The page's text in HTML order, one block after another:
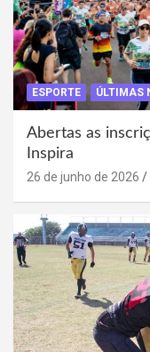
ESPORTE ÚLTIMAS
Abertas as
Inspira
26 de junho de 2026